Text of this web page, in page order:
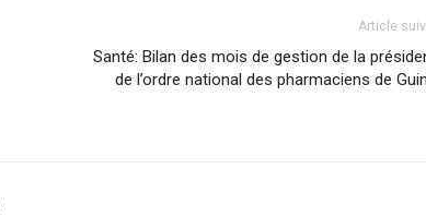
Article
Santé: Bilan des mois de gestion de la
de l’ordre national des pharmaciens de